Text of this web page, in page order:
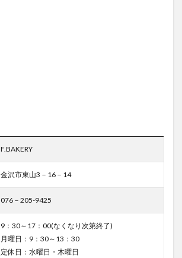
F.BAKERY
金沢市東山3－16－14
076－205-9425
9：30～17：00(なくなり次第終了)
月曜日：9：30～13：30
定休日：水曜日・木曜日